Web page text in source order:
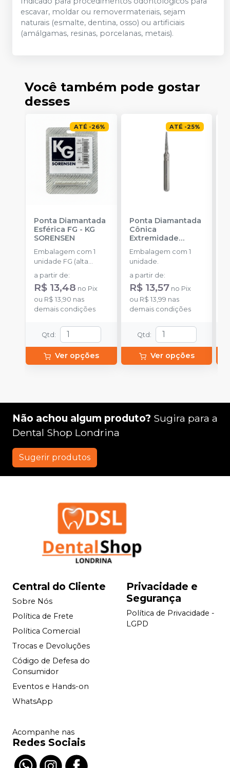
escavar, moldar ou removermateriais, sejam
naturais (esmalte, dentina, osso) ou artificiais
(amálgamas, resinas, porcelanas, metais).
Você também pode gostar
desses
ATÉ -26%
Ponta Diamantada
Esférica FG - KG
SORENSEN
Embalagem com 1
unidade FG (alta
rotação).
a partir de:
R$ 13,48 no Pix
ou R$ 13,90 nas
demais condições
Qtd :
Ver opções
ATÉ -25%
Ponta Diamantada
Cônica
Extremidade
Arredondada FG
KG SORENSEN
Embalagem com 1
unidade.
a partir de:
R$ 13,57 no Pix
ou R$ 13,99 nas
demais condições
Qtd :
Ver opções
Não achou algum produto? Sugira para a
Dental Shop Londrina
Sugerir produtos
Central do Cliente
Sobre Nós
Política de Frete
Política Comercial
Trocas e Devoluções
Código de Defesa do
Consumidor
Eventos e Hands-on
WhatsApp
Privacidade e
Segurança
Política de Privacidade -
LGPD
Acompanhe nas
Redes Sociais